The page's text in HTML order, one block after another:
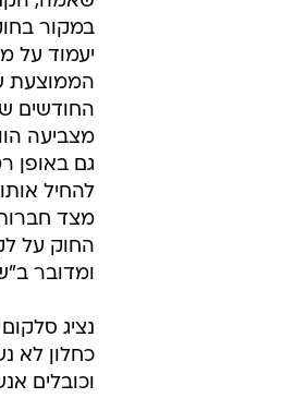
התדרים
למשקי
חוקי
ועדת
ההצעה
הסלולר.
שאמה,
במקור
החודשים
מצביעה
גם באופן